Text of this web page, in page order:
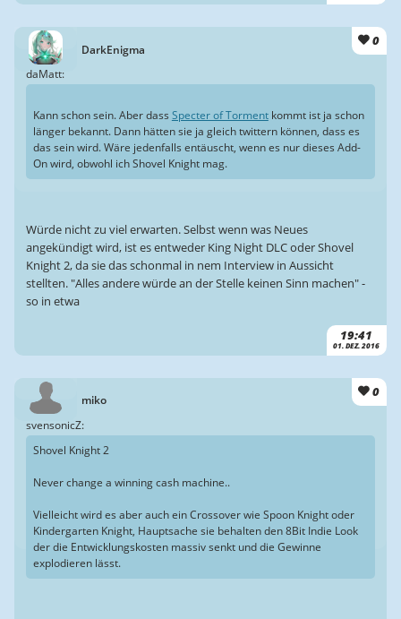
DarkEnigma
0
19:41
01. DEZ. 2016
daMatt:
Kann schon sein. Aber dass Specter of Tormentkommt ist ja schon
länger bekannt. Dann hätten sie ja gleich twittern können, dass es
das sein wird. Wäre jedenfalls entäuscht, wenn es nur dieses Add-
On wird, obwohl ich Shovel Knight mag.
Würde nicht zu viel erwarten. Selbst wenn was Neues
angekündigt wird, ist es entweder King Night DLC oder Shovel
Knight 2, da sie das schonmal in nem Interview in Aussicht
stellten. "Alles andere würde an der Stelle keinen Sinn machen" -
so in etwa
miko 0
svensonicZ:
Shovel Knight 2
Never change a winning cash machine..
Vielleicht wird es aber auch ein Crossover wie Spoon Knight oder
Kindergarten Knight, Hauptsache sie behalten den 8Bit Indie Look
der die Entwicklungskosten massiv senkt und die Gewinne
explodieren lässt.